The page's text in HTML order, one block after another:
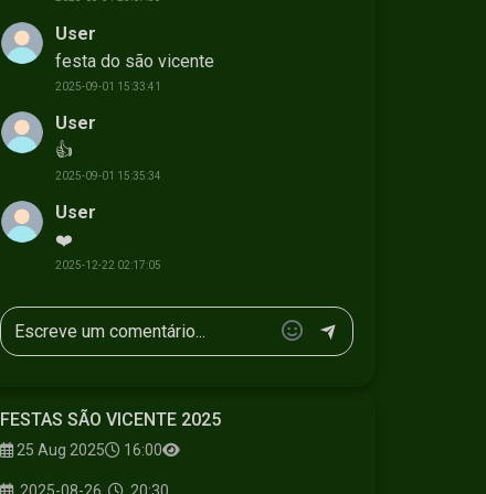
User
festa do são vicente
2025-09-01 15:33:41
User
👍
2025-09-01 15:35:34
User
❤️
2025-12-22 02:17:05
FESTAS SÃO VICENTE 2025
25 Aug 2025 16:00